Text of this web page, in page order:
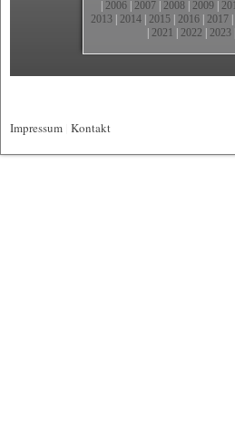
2006 2007 2008 2009
2013 2014 2015 2016 2017
2021 2022 2023|
Impressum Kontakt